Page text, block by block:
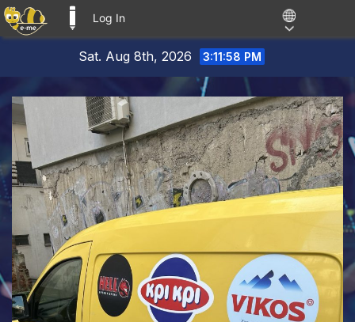
Log In
content
Sat. Aug 8th, 2026 3:11:59 PM